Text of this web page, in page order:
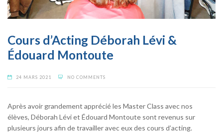
Cours d’Acting Déborah Lévi &
Édouard Montoute
24 MARS 2021 NO COMMENTS
Après avoir grandement apprécié les Master Class avec nos
élèves, Déborah Lévi et Édouard Montoute sont revenus sur
plusieurs jours afin de travailler avec eux des cours d’acting.